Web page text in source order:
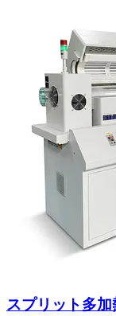
スプリット多